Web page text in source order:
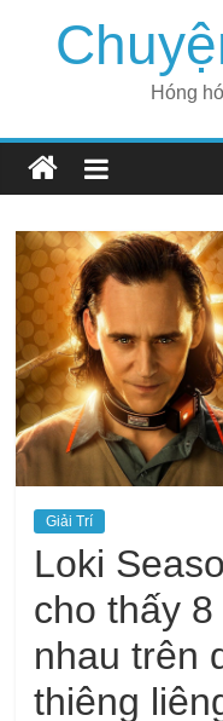
Hóng
Giải Trí
Loki
cho thấy
nhau trên
thiêng